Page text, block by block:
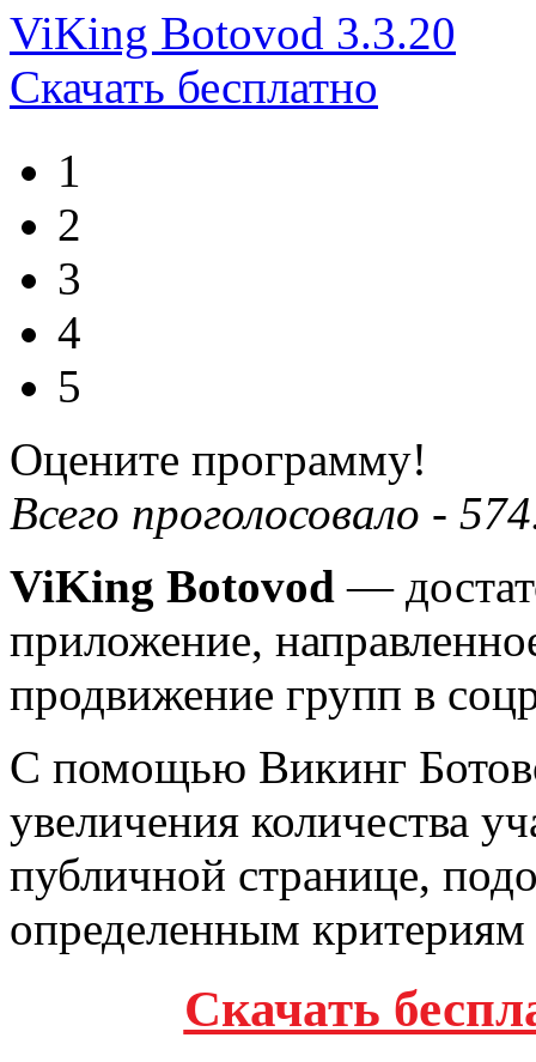
ViKing Botovod 3.3.20
Скачать бесплатно
1
2
3
4
5
Оцените программу!
Всего проголосовало - 574
ViKing Botovod —
приложение,
продвижение групп в
С помощью Викинг
увеличения количества
публичной странице,
определенным
Cкачать